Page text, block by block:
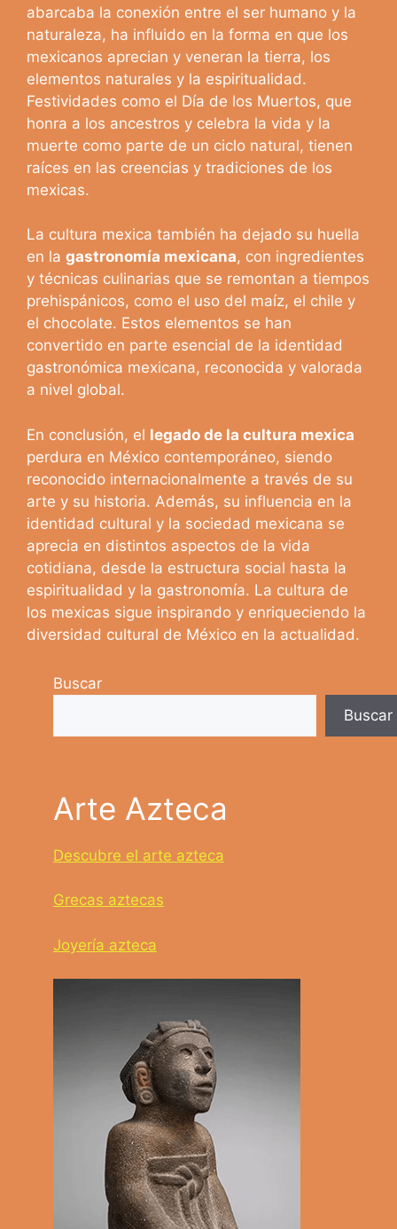
abarcaba la conexión entre el ser humano y la
naturaleza, ha influido en la forma en que los
mexicanos aprecian y veneran la tierra, los
elementos naturales y la espiritualidad.
Festividades como el Día de los Muertos, que
honra a los ancestros y celebra la vida y la
muerte como parte de un ciclo natural, tienen
raíces en las creencias y tradiciones de los
mexicas.
La cultura mexica también ha dejado su huella
en la gastronomía mexicana, con ingredientes
y técnicas culinarias que se remontan a tiempos
prehispánicos, como el uso del maíz, el chile y
el chocolate. Estos elementos se han
convertido en parte esencial de la identidad
gastronómica mexicana, reconocida y valorada
a nivel global.
En conclusión, el legado de la cultura mexica
perdura en México contemporáneo, siendo
reconocido internacionalmente a través de su
arte y su historia. Además, su influencia en la
identidad cultural y la sociedad mexicana se
aprecia en distintos aspectos de la vida
cotidiana, desde la estructura social hasta la
espiritualidad y la gastronomía. La cultura de
los mexicas sigue inspirando y enriqueciendo la
diversidad cultural de México en la actualidad.
Buscar
Buscar
Arte Azteca
Descubre el arte azteca
Grecas aztecas
Joyería azteca